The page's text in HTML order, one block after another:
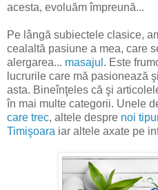
acesta, evoluăm împreună...
Pe lângă subiectele clasice,
cealaltă pasiune a mea, care
alergarea... masajul . Este
lucrurile care mă pasionează
asta. Bineînţeles că şi
în mai multe categorii. Unele
care trec, altele despre noi
Timişoara iar altele axate pe